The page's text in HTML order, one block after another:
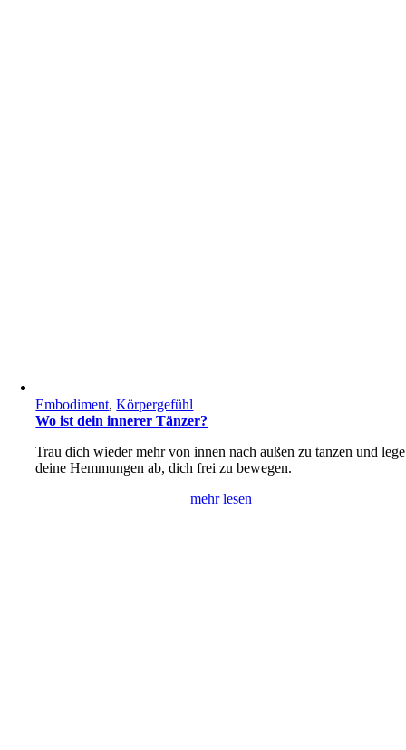
Embodiment,Körpergefühl
Wo ist dein innerer Tänzer?
Trau dich wieder mehr von innen nach außen zu tanzen und lege
deine Hemmungen ab, dich frei zu bewegen.
mehr lesen